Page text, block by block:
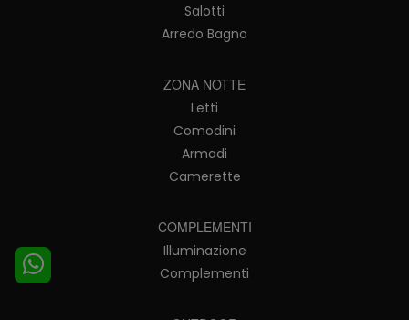
Salotti
Arredo Bagno
ZONA NOTTE
Letti
Comodini
Armadi
Camerette
COMPLEMENTI
Illuminazione
Complementi